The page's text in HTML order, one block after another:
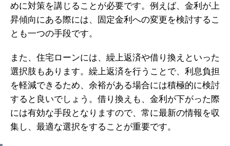
めに対策を講じることが必要です。例えば、金利が上
昇傾向にある際には、固定金利への変更を検討するこ
とも一つの手段です。
また、住宅ローンには、繰上返済や借り換えといった
選択肢もあります。繰上返済を行うことで、利息負担
を軽減できるため、余裕がある場合には積極的に検討
すると良いでしょう。借り換えも、金利が下がった際
には有効な手段となりますので、常に最新の情報を収
集し、最適な選択をすることが重要です。